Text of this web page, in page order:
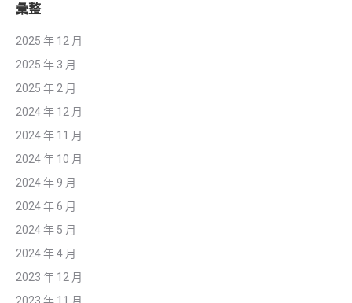
彙整
2025 年 12 月
2025 年 3 月
2025 年 2 月
2024 年 12 月
2024 年 11 月
2024 年 10 月
2024 年 9 月
2024 年 6 月
2024 年 5 月
2024 年 4 月
2023 年 12 月